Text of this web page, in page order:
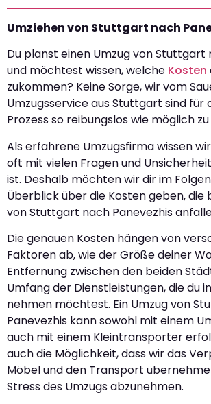
Umziehen von Stuttgart nach
Du planst einen Umzug von Stuttgart
und möchtest wissen, welche Kosten
zukommen? Keine Sorge, wir vom
Umzugsservice aus Stuttgart sind für
Prozess so reibungslos wie möglich
Als erfahrene Umzugsfirma wissen
oft mit vielen Fragen und
ist. Deshalb möchten wir dir im
Überblick über die Kosten geben, die
von Stuttgart nach Panevezhis
Die genauen Kosten hängen von
Faktoren ab, wie der Größe deiner
Entfernung zwischen den beiden
Umfang der Dienstleistungen, die du
nehmen möchtest. Ein Umzug von
Panevezhis kann sowohl mit einem
auch mit einem Kleintransporter
auch die Möglichkeit, dass wir das
Möbel und den Transport
Stress des Umzugs abzunehmen.